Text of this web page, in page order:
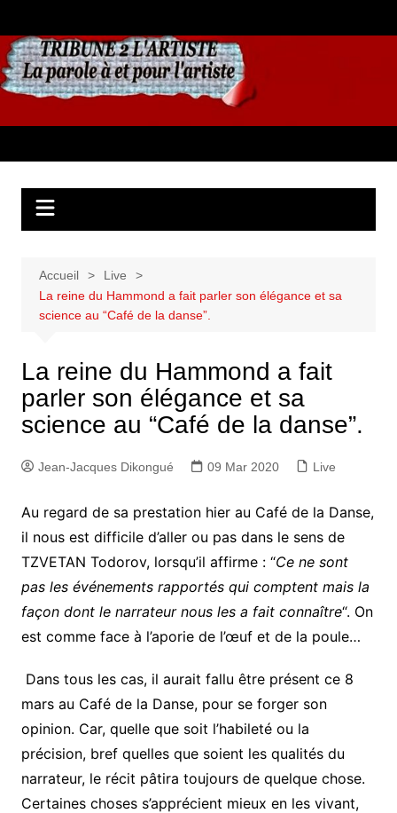
au
contenu
Accueil
Live
La reine du Hammond a fait parler son élégance et sa
science au “Café de la danse”.
La reine du Hammond a fait
parler son élégance et sa
science au “Café de la danse”.
Jean-Jacques Dikongué 09 Mar 2020 Live
Au regard de sa prestation hier au Café de la Danse,
il nous est difficile d’aller ou pas dans le sens de
TZVETAN Todorov, lorsqu’il affirme : “Ce ne sont
pas les événements rapportés qui comptent mais la
façon dont le narrateur nous les a fait connaître“. On
est comme face à l’aporie de l’œuf et de la poule…
Dans tous les cas, il aurait fallu être présent ce 8
mars au Café de la Danse, pour se forger son
opinion. Car, quelle que soit l’habileté ou la
précision, bref quelles que soient les qualités du
narrateur, le récit pâtira toujours de quelque chose.
Certaines choses s’apprécient mieux en les vivant,